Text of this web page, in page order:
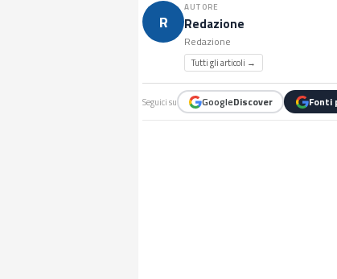
R
AUTORE
Redazione
Redazione
Tutti gli articoli →
Seguici su GoogleDiscover Fonti